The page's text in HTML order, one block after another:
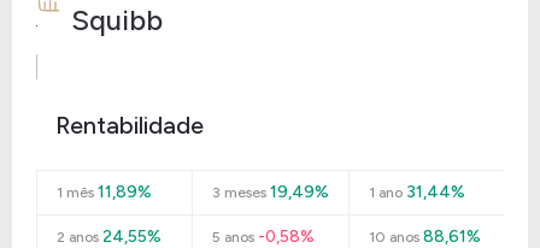
Squibb
Rentabilidade
1 mês 11,89% 3 meses 19,49% 1 ano31,44%
2 anos 24,55% 5 anos -0,58% 10 anos88,61%